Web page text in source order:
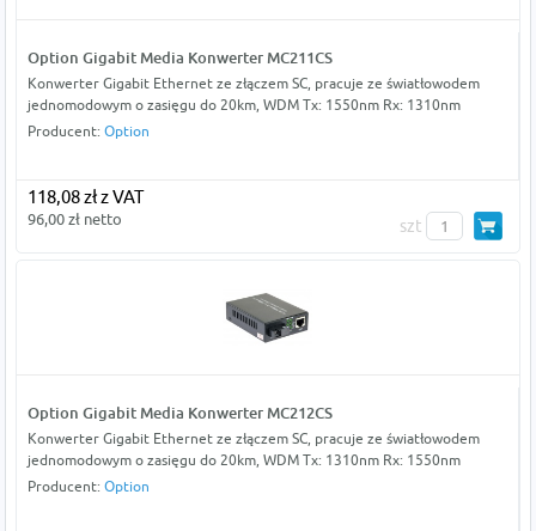
Option Gigabit Media Konwerter MC211CS
Konwerter Gigabit Ethernet ze złączem SC, pracuje ze światłowodem
jednomodowym o zasięgu do 20km, WDM Tx: 1550nm Rx: 1310nm
Producent: Option
118,08 zł z VAT
96,00 zł netto szt
Option Gigabit Media Konwerter MC212CS
Konwerter Gigabit Ethernet ze złączem SC, pracuje ze światłowodem
jednomodowym o zasięgu do 20km, WDM Tx: 1310nm Rx: 1550nm
Producent: Option